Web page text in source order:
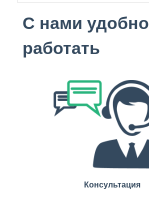
С нами удобно
работать
Консультация